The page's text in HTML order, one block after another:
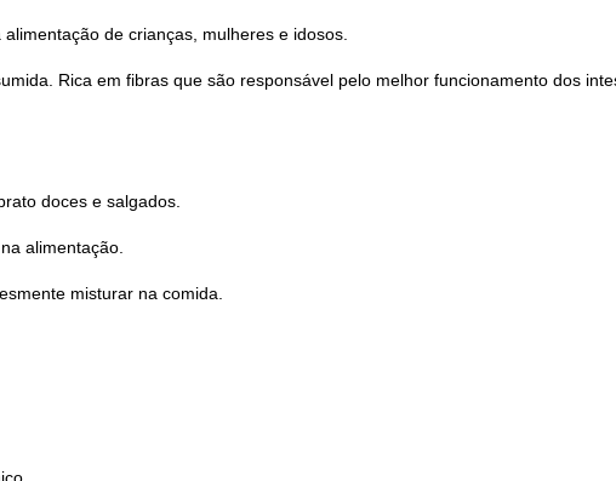
de crianças, mulheres e idosos.
Rica em fibras que são responsável pelo melhor funcionamento dos
doces e salgados.
alimentação.
misturar na comida.